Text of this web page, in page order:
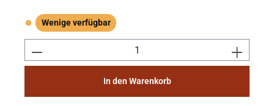
Wenige verfügbar
Wenige verfügbar
Produkt Anzahl: Gib den gewünschten
In den Warenkorb